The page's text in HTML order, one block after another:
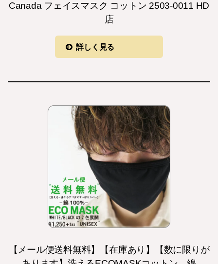
Canada フェイスマスク コットン 2503-0011 HD
店
詳しく見る
【メール便送料無料】【在庫あり】【数に限りが